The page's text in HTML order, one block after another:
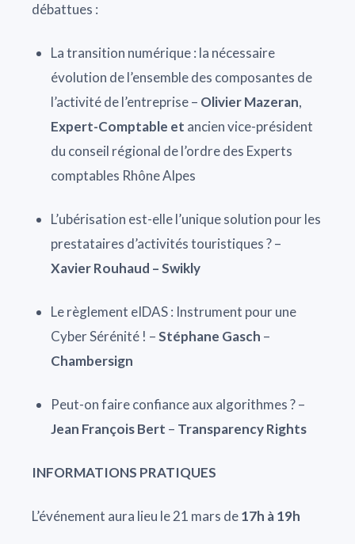
débattues :
La transition numérique : la nécessaire
évolution de l’ensemble des composantes de
l’activité de l’entreprise – Olivier Mazeran,
Expert-Comptable et ancien vice-président
du conseil régional de l’ordre des Experts
comptables Rhône Alpes
L’ubérisation est-elle l’unique solution pour les
prestataires d’activités touristiques ? –
Xavier Rouhaud –Swikly
Le règlement eIDAS : Instrument pour une
Cyber Sérénité ! –Stéphane Gasch –
Chambersign
Peut-on faire confiance aux algorithmes ? –
Jean François Bert – Transparency Rights
INFORMATIONS PRATIQUES
L’événement aura lieu le 21 mars de17h à 19h